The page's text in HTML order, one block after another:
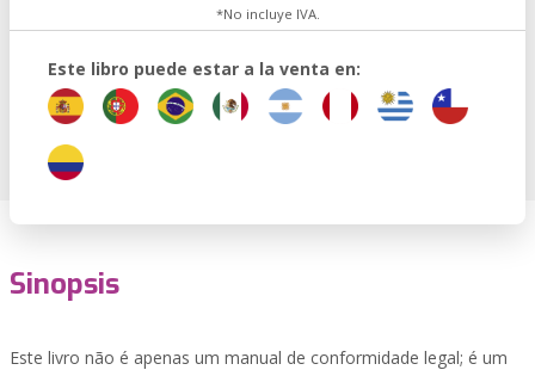
*No incluye IVA.
Este libro puede estar a la venta en:
Sinopsis
Este livro não é apenas um manual de conformidade legal; é um